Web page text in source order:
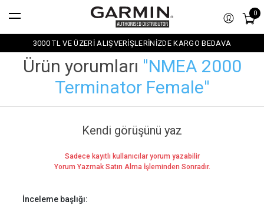
0
3000 TL VE ÜZERİ ALIŞVERİŞLERİNİZDE KARGO BEDAVA
Ürün yorumları NMEA 2000
Terminator Female
Kendi görüşünü yaz
Sadece kayıtlı kullanıcılar yorum yazabilir
Yorum Yazmak Satın Alma İşleminden Sonradır.
İnceleme başlığı: